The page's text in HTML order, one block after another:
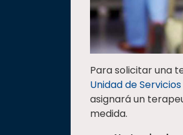
Para solicitar una
Unidad de
asignará un
medida.